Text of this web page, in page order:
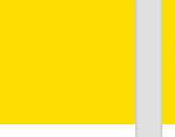
Фадеева, д. 10
Подробнее